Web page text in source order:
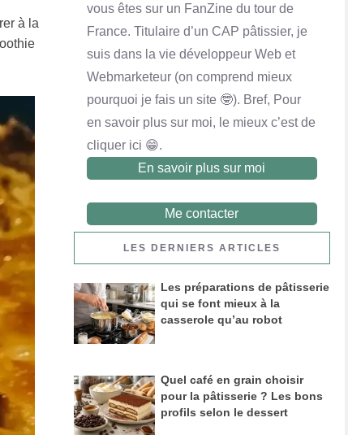
Financier noix de pécan et chocolat au lait
En savoir plus
à la
vous êtes sur un FanZine du tour de
France. Titulaire d’un CAP pâtissier, je
suis dans la vie développeur Web et
Webmarketeur (on comprend mieux
pourquoi je fais un site 🤓). Bref, Pour
en savoir plus sur moi, le mieux c’est de
cliquer ici 😁.
En savoir plus sur moi
Me contacter
LES DERNIERS ARTICLES
Les préparations de pâtisserie
qui se font mieux à la
casserole qu’au robot
Quel café en grain choisir
pour la pâtisserie ? Les bons
profils selon le dessert